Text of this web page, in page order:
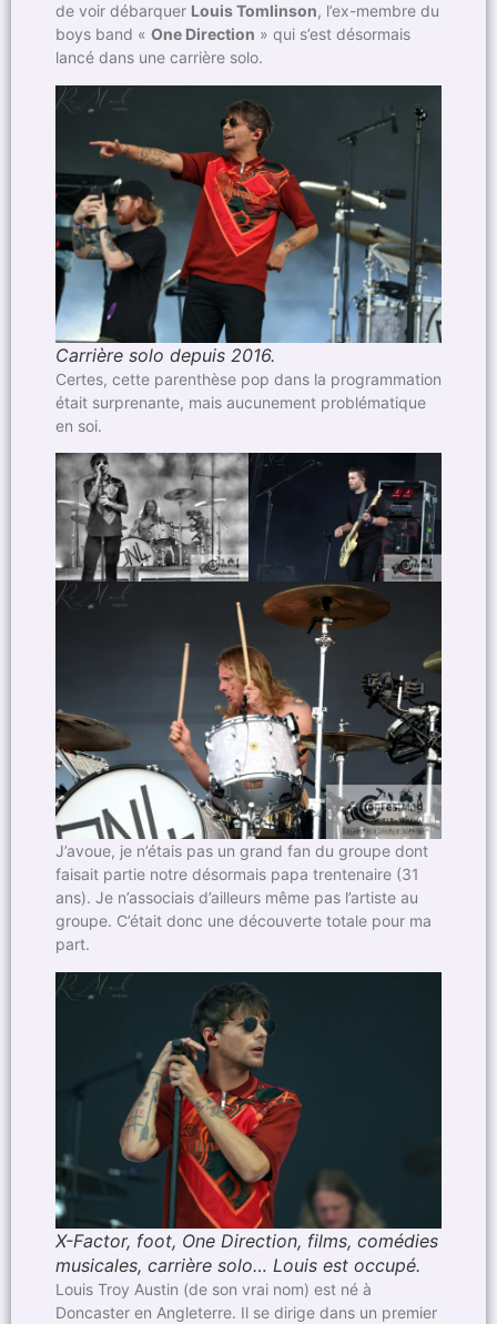
de voir débarquer Louis Tomlinson, l’ex-membre du
boys band « One Direction » qui s’est désormais
lancé dans une carrière solo.
Carrière solo depuis 2016.
Certes, cette parenthèse pop dans la programmation
était surprenante, mais aucunement problématique
en soi.
J’avoue, je n’étais pas un grand fan du groupe dont
faisait partie notre désormais papa trentenaire (31
ans). Je n’associais d’ailleurs même pas l’artiste au
groupe. C’était donc une découverte totale pour ma
part.
X-Factor, foot, One Direction, films, comédies
musicales, carrière solo… Louis est occupé.
Louis Troy Austin (de son vrai nom) est né à
Doncaster en Angleterre. Il se dirige dans un premier